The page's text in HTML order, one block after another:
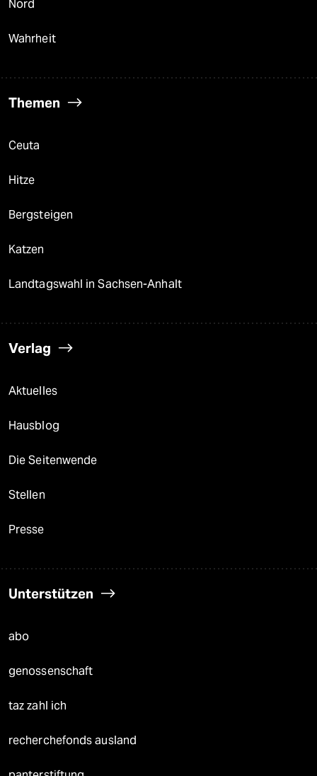
Nord
Wahrheit
Themen
Ceuta
Hitze
Bergsteigen
Katzen
Landtagswahl in Sachsen-Anhalt
Verlag
Aktuelles
Hausblog
Die Seitenwende
Stellen
Presse
Unterstützen
abo
genossenschaft
taz zahl ich
recherchefonds ausland